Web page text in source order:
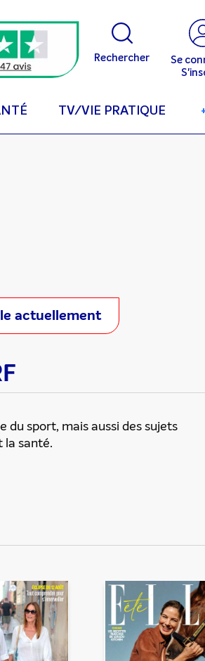
Rechercher
Se
TV/VIE PRATIQUE
actuellement
sport, mais aussi des sujets
la santé.